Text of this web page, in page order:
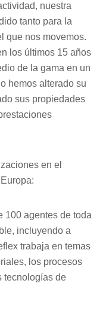
nuestra
tanto para la
que nos movemos.
los últimos 15 años
de la gama en un
hemos alterado su
sus propiedades
en el
100 agentes de toda
incluyendo a
trabaja en temas
los procesos
tecnologías de